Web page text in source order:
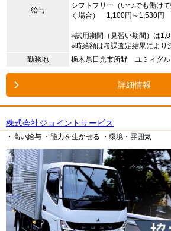
給与
シフトフリー（いつでも働け
く場合） 1,100円～1,530円
※試用期間（見習い期間）は
※時給額は考課査定結果により
勤務地
栃木県日光市所野 ユミィグル
詳細情報
株式会社ジョイントサービス
・高い給与 ・能力を生かせる ・環境・雰囲気